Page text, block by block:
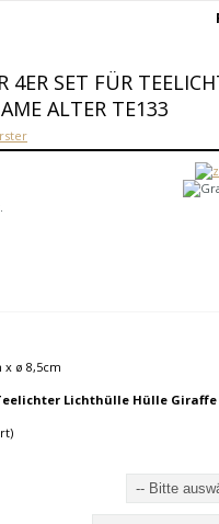
4ER SET FÜR
ALTER TE133
x ø 8,5cm
Lichthülle Hülle Giraffe